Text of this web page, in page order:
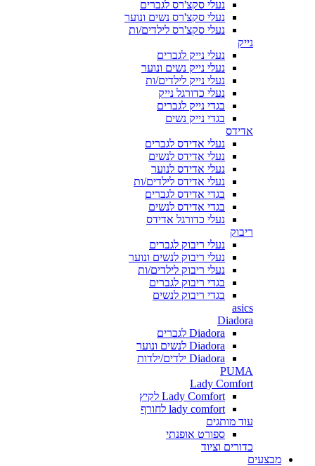
נעלי סקצ'רס לגברים
נעלי סקצ'רס נשים ונוער
נעלי סקצ'רס לילדים/ות
נייק
נעלי נייק לגברים
נעלי נייק נשים ונוער
נעלי נייק לילדים/ות
נעלי כדורגל נייק
בגדי נייק לגברים
בגדי נייק נשים
אדידס
נעלי אדידס לגברים
נעלי אדידס לנשים
נעלי אדידס לנוער
נעלי אדידס לילדים/ות
בגדי אדידס לגברים
בגדי אדידס לנשים
נעלי כדורגל אדידס
ריבוק
נעלי ריבוק לגברים
נעלי ריבוק לנשים ונוער
נעלי ריבוק לילדים/ות
בגדי ריבוק לגברים
בגדי ריבוק לנשים
asics
Diadora
Diadora לגברים
Diadora לנשים ונוער
Diadora ילדים/ילדות
PUMA
Lady Comfort
Lady Comfort לקיץ
lady comfort לחורף
עוד מותגים
ספורט אופנתי
כדורים וציוד
מבצעים